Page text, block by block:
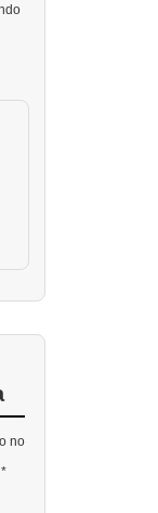
no